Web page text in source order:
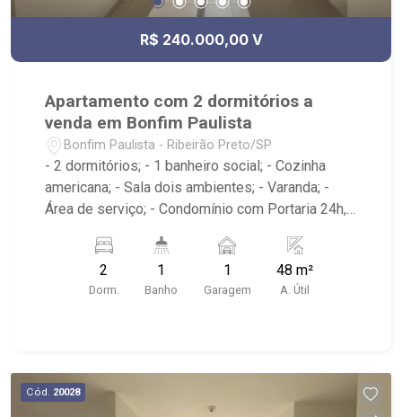
R$ 240.000,00 V
Apartamento com 2 dormitórios a
venda em Bonfim Paulista
Bonfim Paulista - Ribeirão Preto/SP
- 2 dormitórios; - 1 banheiro social; - Cozinha
americana; - Sala dois ambientes; - Varanda; -
Área de serviço; - Condomínio com Portaria 24h,
Próximo à DaniBe FullStore, Bola na Grama
Bonfim, Baterias Batex, supermercado Gricki e
Centro de Bonfim;
2
Dorm.
1
Banho
1
Garagem
48 m²
A. Útil
Cód. 20028